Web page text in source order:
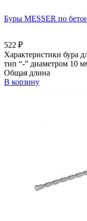
Буры MESSER по
522 ₽
Характеристики бура
тип “-” диаметром 10
Общая длина
В корзину